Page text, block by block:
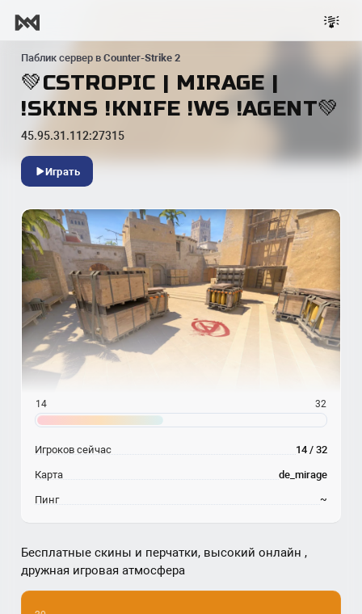
Паблик сервер в Counter-Strike 2
💚CSTROPIС | MIRAGE |
!SKINS !KNIFE !WS !AGENT💚
45.95.31.112:27315
Играть
Бесплатные скины и перчатки, высокий онлайн ,
дружная игровая атмосфера
14 32
Игроков сейчас 14 / 32
Карта de_mirage
Пинг ~